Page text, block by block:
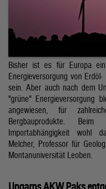
Bisher ist es für Europa
Energieversorgung von
sein. Aber auch nach dem
"grüne" Energieversorgung
angewiesen, für
Bergbauprodukte.
Importabhängigkeit wohl
Melcher, Professor für
Montanuniversität Leoben.